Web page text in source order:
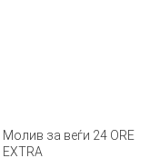
Молив за веѓи 24 ORE
EXTRA